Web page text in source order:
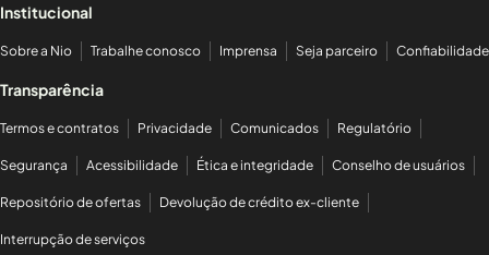
Institucional
Sobre a Nio Trabalhe conosco Imprensa Seja parceiro Confiabilidade
Transparência
Termos e contratos Privacidade Comunicados Regulatório
Segurança Acessibilidade Ética e integridade Conselho de usuários
Repositório de ofertas Devolução de crédito ex-cliente
Interrupção de serviços